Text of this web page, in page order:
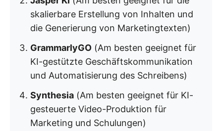
skalierbare Erstellung von Inhalten und
die Generierung von Marketingtexten)
GrammarlyGO (Am besten geeignet für
KI-gestützte Geschäftskommunikation
und Automatisierung des Schreibens)
Synthesia (Am besten geeignet für KI-
gesteuerte Video-Produktion für
Marketing und Schulungen)